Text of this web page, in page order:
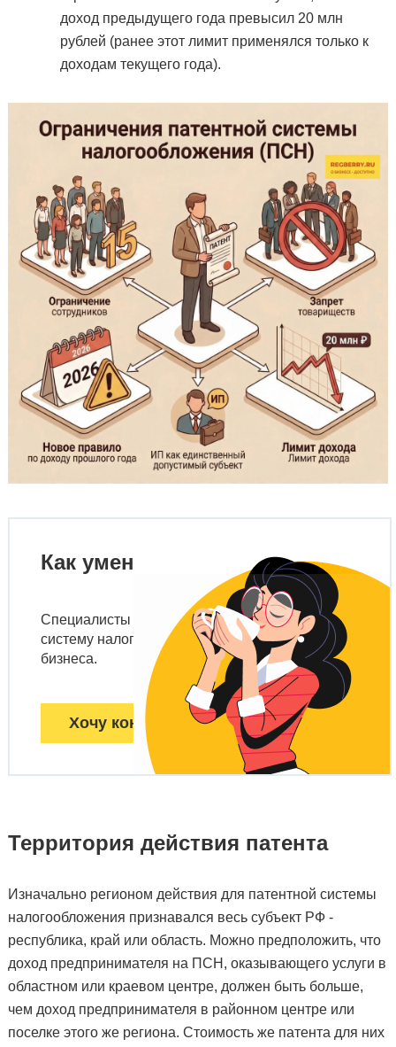
доход предыдущего года превысил 20 млн
рублей (ранее этот лимит применялся только к
доходам текущего года).
Как уменьшить налоги?
Специалисты «1С» помогут выбрать оптимальную
систему налогообложения на старте вашего
бизнеса.
Хочу консультацию
Территория действия патента
Изначально регионом действия для патентной системы
налогообложения признавался весь субъект РФ -
республика, край или область. Можно предположить, что
доход предпринимателя на ПСН, оказывающего услуги в
областном или краевом центре, должен быть больше,
чем доход предпринимателя в районном центре или
поселке этого же региона. Стоимость же патента для них